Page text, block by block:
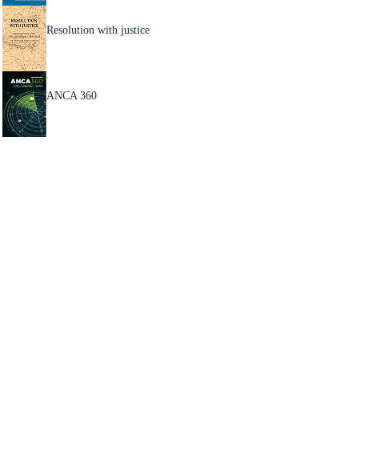
Resolution with justice
ANCA 360